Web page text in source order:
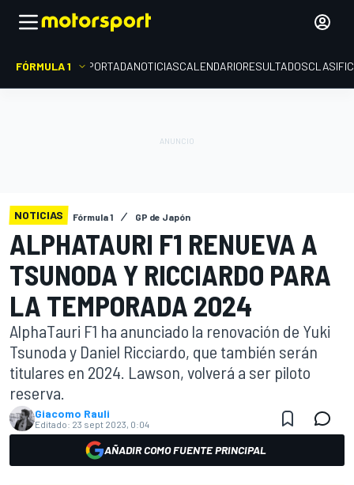
FÓRMULA 1 PORTADANOTICIASCALENDARIORESULTADOS
NOTICIAS Fórmula 1 GP de Japón
ALPHATAURI F1 RENUEVA A
TSUNODA Y RICCIARDO PARA
LA TEMPORADA 2024
AlphaTauri F1 ha anunciado la renovación de Yuki
Tsunoda y Daniel Ricciardo, que también serán
titulares en 2024. Lawson, volverá a ser piloto
reserva.
Giacomo Rauli
Editado: 23 sept 2023, 0:04
AÑADIR COMO FUENTE PRINCIPAL